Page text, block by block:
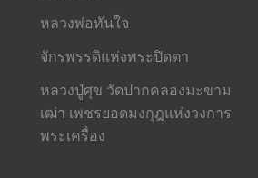
หลวงพ่อทันใจ
จักรพรรดิแห่งพระปิดตา
หลวงปู่ศุข วัดปากคลองมะขาม
เฒ่า เพชรยอดมงกุฎแห่งวงการ
พระเครื่อง